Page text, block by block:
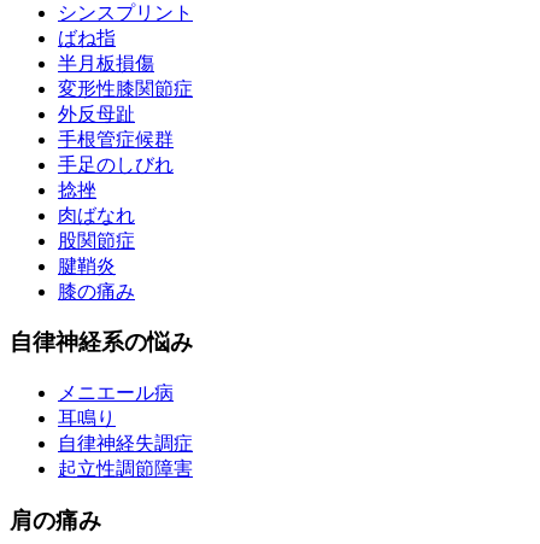
シンスプリント
ばね指
半月板損傷
変形性膝関節症
外反母趾
手根管症候群
手足のしびれ
捻挫
肉ばなれ
股関節症
腱鞘炎
膝の痛み
自律神経系の悩み
メニエール病
耳鳴り
自律神経失調症
起立性調節障害
肩の痛み